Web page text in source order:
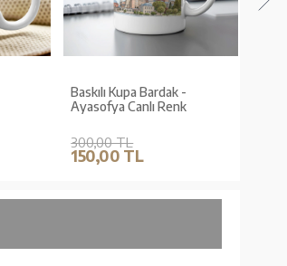
Baskılı Kupa Bardak -
Ayasofya Canlı Renk
300,00 TL
150,00 TL